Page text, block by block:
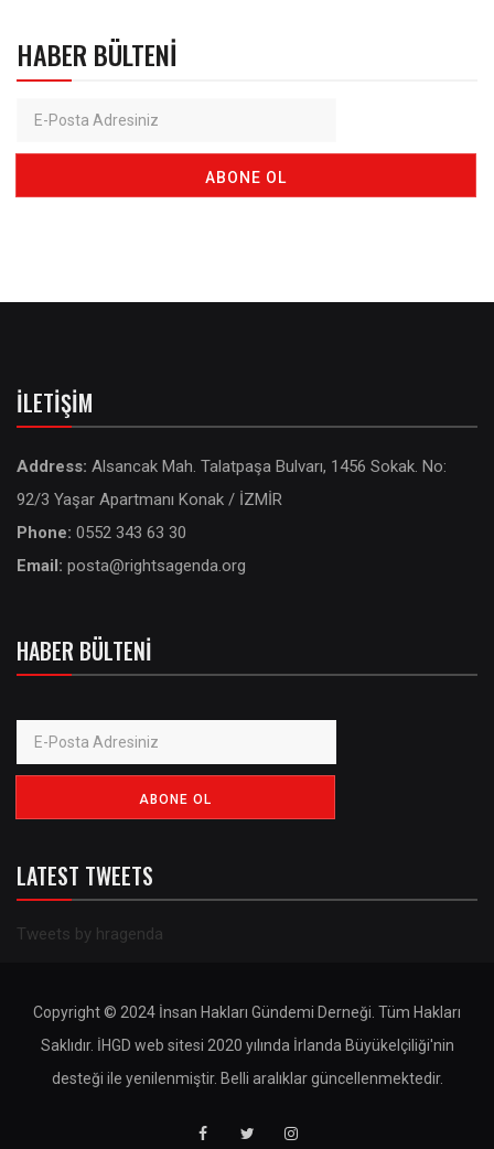
HABER BÜLTENI
İLETIŞIM
Address: Alsancak Mah. Talatpaşa Bulvarı, 1456 Sokak. No:
92/3 Yaşar Apartmanı Konak / İZMİR
Phone: 0552 343 63 30
Email: posta@rightsagenda.org
HABER BÜLTENI
LATEST TWEETS
Tweets by hragenda
Copyright © 2024 İnsan Hakları Gündemi Derneği. Tüm Hakları
Saklıdır. İHGD web sitesi 2020 yılında İrlanda Büyükelçiliği'nin
desteği ile yenilenmiştir. Belli aralıklar güncellenmektedir.